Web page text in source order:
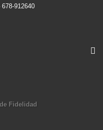
912640
Fidelidad